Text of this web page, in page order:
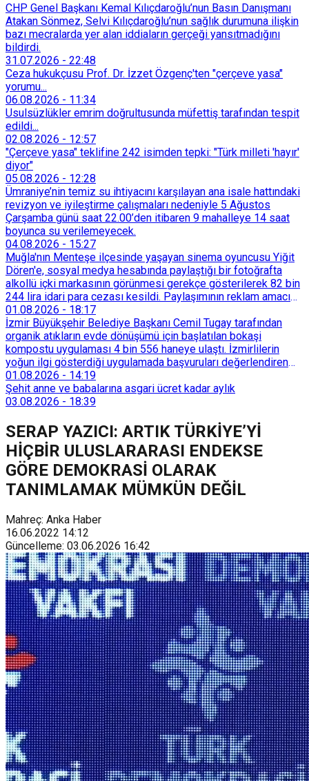
CHP Genel Başkanı Kemal Kılıçdaroğlu’nun Basın Danışmanı
Atakan Sönmez, Selvi Kılıçdaroğlu’nun sağlık durumuna ilişkin
bazı mecralarda yer alan iddiaların gerçeği yansıtmadığını
bildirdi.
31.07.2026 - 22:48
Ceza hukukçusu Prof. Dr. İzzet Özgenç'ten "çerçeve yasa"
yorumu...
06.08.2026 - 11:34
Usulsüzlükler emrim doğrultusunda müfettiş tarafından tespit
edildi...
02.08.2026 - 12:57
"Çerçeve yasa" teklifine 242 isimden tepki: "Türk milleti 'hayır'
diyor"
05.08.2026 - 12:28
Ümraniye’nin temiz su ihtiyacını karşılayan ana isale hattındaki
revizyon ve iyileştirme çalışmaları nedeniyle 5 Ağustos
Çarşamba günü saat 22.00’den itibaren 9 mahalleye 14 saat
boyunca su verilemeyecek.
04.08.2026 - 15:27
Muğla'nın Menteşe ilçesinde yaşayan sinema oyuncusu Yiğit
Dören'e, sosyal medya hesabında paylaştığı bir fotoğrafta
alkollü içki markasının görünmesi gerekçe gösterilerek 82 bin
244 lira idari para cezası kesildi. Paylaşımının reklam amacı
taşımadığını savunan Dören, cezanın iptali için yargıya
başvurdu.
01.08.2026 - 18:17
İzmir Büyükşehir Belediye Başkanı Cemil Tugay tarafından
organik atıkların evde dönüşümü için başlatılan bokaşi
kompostu uygulaması 4 bin 556 haneye ulaştı. İzmirlilerin
yoğun ilgi gösterdiği uygulamada başvuruları değerlendiren
Tarımsal Hizmetler Dairesi Başkanlığı, farklı ilçelerde toplam
128 bokaşi kompost eğitimi düzenleyerek İzmirlileri
sürdürülebilir atık yönetimi sistemine dahil etti.
01.08.2026 - 14:19
Şehit anne ve babalarına asgari ücret kadar aylık
03.08.2026 - 18:39
SERAP YAZICI: ARTIK TÜRKİYE’Yİ
HİÇBİR ULUSLARARASI ENDEKSE
GÖRE DEMOKRASİ OLARAK
TANIMLAMAK MÜMKÜN DEĞİL
Mahreç: Anka Haber
16.06.2022 14:12
Güncelleme: 03.06.2026 16:42